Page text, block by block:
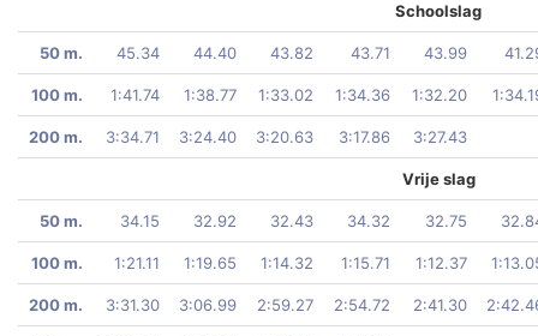
Schoolslag
50 m. 45.34 44.40 43.82 43.71 43.99
100 m. 1:41.74 1:38.77 1:33.02 1:34.36 1:32.20
200 m. 3:34.71 3:24.40 3:20.63 3:17.86 3:27.43
Vrije slag
50 m. 34.15 32.92 32.43 34.32 32.75
100 m. 1:21.11 1:19.65 1:14.32 1:15.71 1:12.37
200 m. 3:31.30 3:06.99 2:59.27 2:54.72 2:41.30